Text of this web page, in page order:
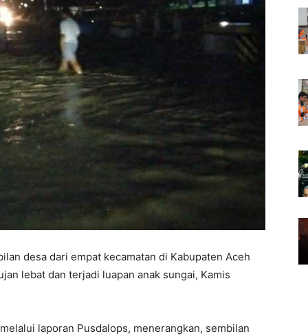
desa dari empat kecamatan di Kabupaten Aceh
lebat dan terjadi luapan anak sungai, Kamis
laporan Pusdalops, menerangkan, sembilan